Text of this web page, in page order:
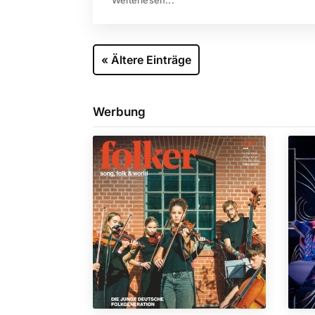
« Ältere Einträge
Werbung